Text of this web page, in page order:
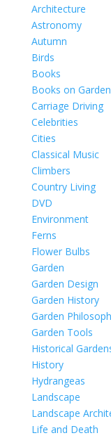
Architecture
Astronomy
Autumn
Birds
Books
Books on
Carriage Driving
Celebrities
Cities
Classical Music
Climbers
Country Living
DVD
Environment
Ferns
Flower Bulbs
Garden
Garden Design
Garden History
Garden
Garden Tools
Historical
History
Hydrangeas
Landscape
Landscape
Life and Death